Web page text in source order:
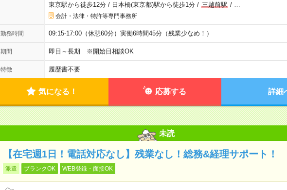
東京駅から徒歩12分/ 日本橋(東京都)駅から徒歩1分/ 三越前駅/
会計・法律・特許等専門事務所
勤務時間 09:15-17:00（休憩60分）実働6時間45分（残業少なめ！）
期間 即日～長期 ※開始日相談OK
特徴 履歴書不要
気になる！ 応募する 詳細
未読
【在宅週1日！電話対応なし】残業なし！総務&経理サポート！
派遣 ブランクOK WEB登録・面接OK